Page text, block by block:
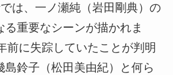
は、一ノ瀬純（岩田剛典）の
る重要なシーンが描かれま
前に失踪していたことが判明
島鈴子（松田美由紀）と何ら